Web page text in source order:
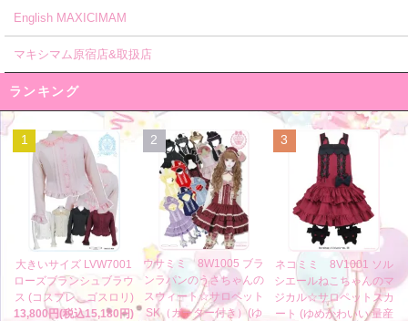
English MAXICIMAM
マキシマム原宿店&取扱店
ランキング
1
大きいサイズ LVW7001
ローズブランシュブラウ
ス (コスプレ、ゴスロリ)
13,800円(税込15,180円)
2
ウサミミ 8W1005 ブラ
ンラパンのうさちゃんの
スウィート☆サロペット
SK（ガーター付き）(ゆ
3
ネコミミ 8V1001 ソル
シエールねこちゃんのマ
ジカル☆サロペットスカ
ート (ゆめかわいい 量産